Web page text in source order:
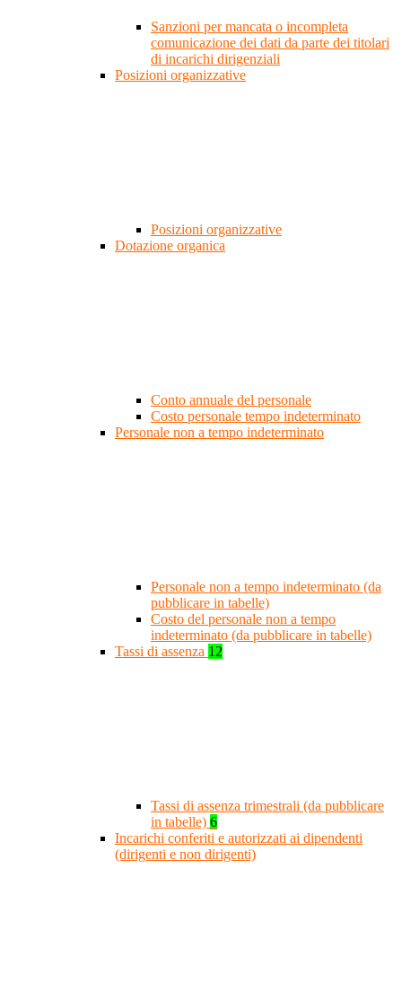
Sanzioni per mancata o incompleta
comunicazione dei dati da parte dei titolari
di incarichi dirigenziali
Posizioni organizzative
Posizioni organizzative
Dotazione organica
Conto annuale del personale
Costo personale tempo indeterminato
Personale non a tempo indeterminato
Personale non a tempo indeterminato (da
pubblicare in tabelle)
Costo del personale non a tempo
indeterminato (da pubblicare in tabelle)
Tassi di assenza 12
Tassi di assenza trimestrali (da pubblicare
in tabelle) 6
Incarichi conferiti e autorizzati ai dipendenti
(dirigenti e non dirigenti)